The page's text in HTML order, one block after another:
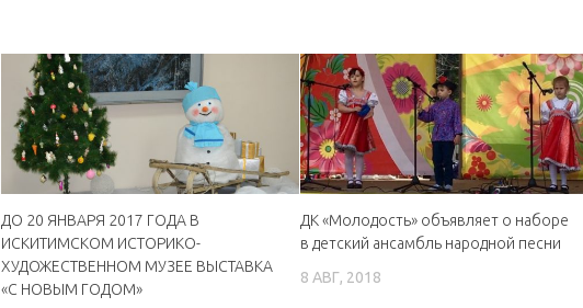
ДО 20 ЯНВАРЯ 2017 ГОДА В
ИСКИТИМСКОМ ИСТОРИКО-
ХУДОЖЕСТВЕННОМ МУЗЕЕ ВЫСТАВКА
«С НОВЫМ ГОДОМ»
ДК «Молодость» объявляет о наборе
в детский ансамбль народной песни
8 АВГ, 2018